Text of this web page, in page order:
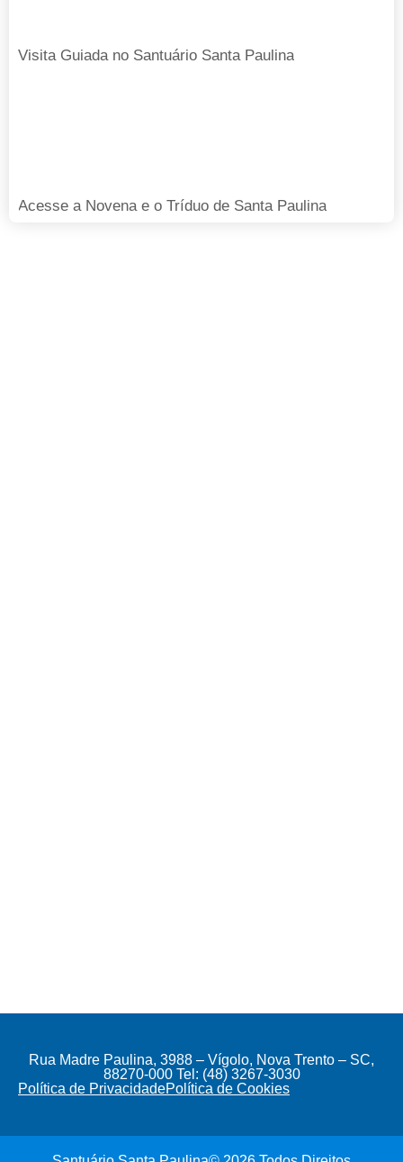
Visita Guiada no Santuário Santa Paulina
Acesse a Novena e o Tríduo de Santa Paulina
Rua Madre Paulina, 3988 – Vígolo, Nova Trento – SC,
88270-000 Tel: (48) 3267-3030
Política de PrivacidadePolítica de Cookies